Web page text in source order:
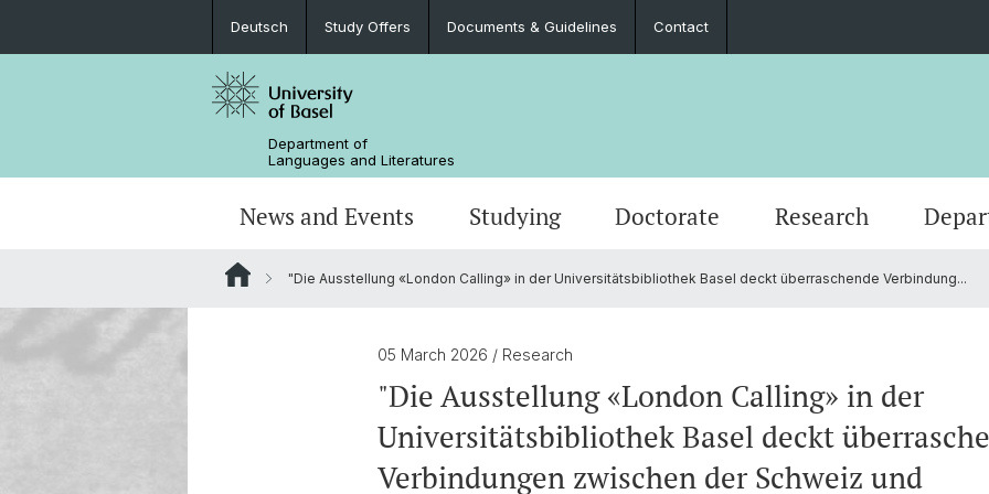
Deutsch Study Offers Documents & Guidelines Contact
Department of
Languages and Literatures
News and Events Studying
Student Advisory Service
Doctorate Research
Scientific Advisory Board
"Die Ausstellung «London Calling» in der Universitätsbibliothek Basel deckt überraschende Verbindung...
05 March 2026 / Research
"Die Ausstellung «London Calling» in der
Universitätsbibliothek Basel deckt
Verbindungen zwischen der Schweiz und